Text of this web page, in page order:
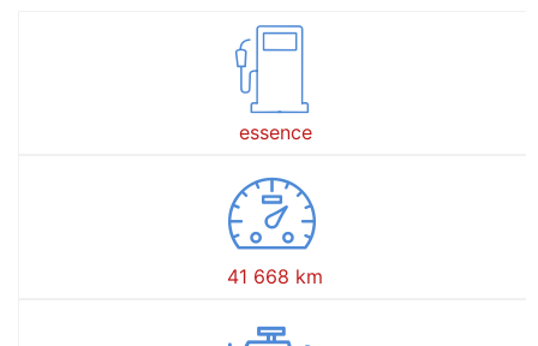
essence
41 668 km